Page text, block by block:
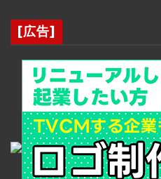
[広告]